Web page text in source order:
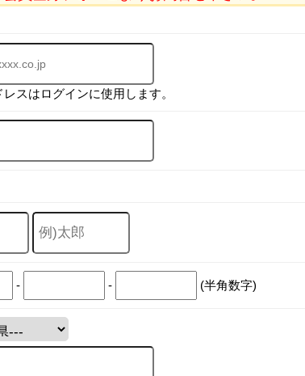
スはログインに使用します。
- - (半角数字)